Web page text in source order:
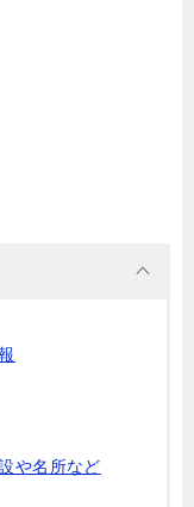
や名所など